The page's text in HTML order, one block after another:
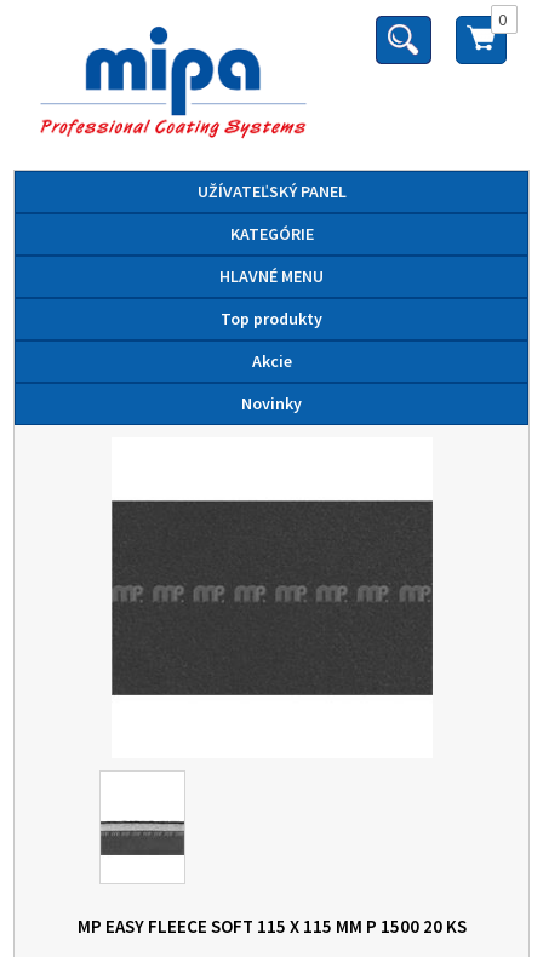
0
UŽÍVATEĽSKÝ PANEL
KATEGÓRIE
HLAVNÉ MENU
Top produkty
Akcie
Novinky
MP EASY FLEECE SOFT 115 X 115 MM P 1500 20 KS